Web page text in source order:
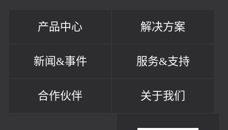
产品中心 解决方案
新闻&事件 服务&支持
合作伙伴 关于我们